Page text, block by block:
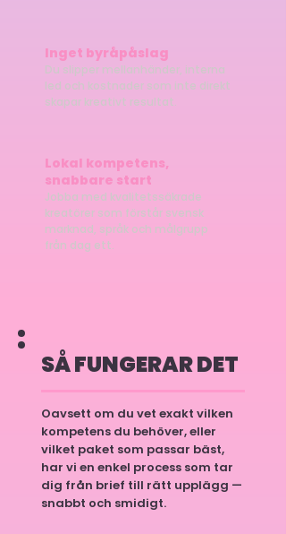
Inget byråpåslag
Du slipper mellanhänder, interna
led och kostnader som inte direkt
skapar kreativt resultat.
Lokal kompetens,
snabbare start
Jobba med kvalitetssäkrade
kreatörer som förstår svensk
marknad, språk och målgrupp
från dag ett.
SÅ FUNGERAR DET
Oavsett om du vet exakt vilken
kompetens du behöver, eller
vilket paket som passar bäst,
har vi en enkel process som tar
dig från brief till rätt upplägg —
snabbt och smidigt.